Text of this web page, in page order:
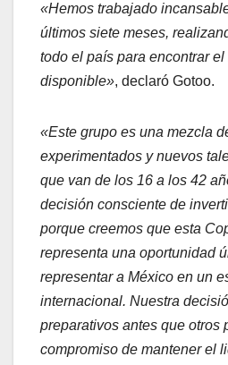
«Hemos trabajado
últimos siete meses,
todo el país para encontrar
disponible», declaró Gotoo.
«Este grupo es una mezcla
experimentados y nuevos
que van de los 16 a los 42
decisión consciente de
porque creemos que esta
representa una oportunidad
representar a México en un
internacional. Nuestra
preparativos antes que otros
compromiso de mantener el